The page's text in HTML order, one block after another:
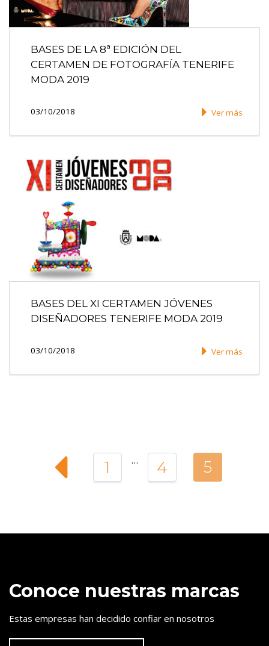
BASES DE LA 8ª EDICIÓN DEL
CERTAMEN DE FOTOGRAFÍA TENERIFE
MODA 2019
03/10/2018 Ver más
BASES DEL XI CERTAMEN JÓVENES
DISEÑADORES TENERIFE MODA 2019
03/10/2018 Ver más
1 … 4 5
Conoce nuestras marcas
Estas empresas han decidido confiar en nosotros